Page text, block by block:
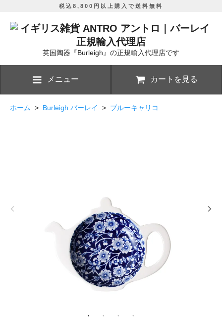
税込8,800円以上購入で送料無料
英国陶器『Burleigh』の正規輸入代理店です
メニュー カートを見る
ホーム > Burleigh バーレイ > ブルーキャリコ